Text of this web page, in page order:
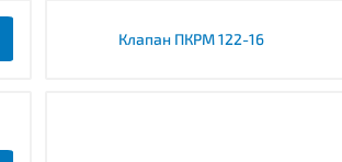
Клапан ПКРМ 122-16